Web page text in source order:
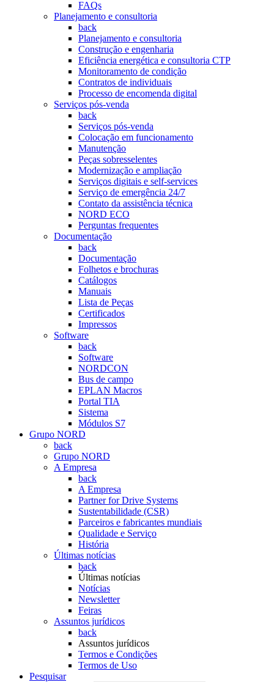
FAQs
Planejamento e consultoria
back
Planejamento e consultoria
Construção e engenharia
Eficiência energética e consultoria CTP
Monitoramento de condição
Contratos de individuais
Processo de encomenda digital
Serviços pós-venda
back
Serviços pós-venda
Colocação em funcionamento
Manutenção
Peças sobresselentes
Modernização e ampliação
Serviços digitais e self-services
Serviço de emergência 24/7
Contato da assistência técnica
NORD ECO
Perguntas frequentes
Documentação
back
Documentação
Folhetos e brochuras
Catálogos
Manuais
Lista de Peças
Certificados
Impressos
Software
back
Software
NORDCON
Bus de campo
EPLAN Macros
Portal TIA
Sistema
Módulos S7
Grupo NORD
back
Grupo NORD
A Empresa
back
A Empresa
Partner for Drive Systems
Sustentabilidade (CSR)
Parceiros e fabricantes mundiais
Qualidade e Serviço
História
Últimas notícias
back
Últimas notícias
Notícias
Newsletter
Feiras
Assuntos jurídicos
back
Assuntos jurídicos
Termos e Condições
Termos de Uso
Pesquisar